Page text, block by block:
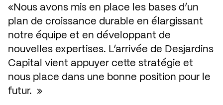
Nous avons mis en place les bases d’un
plan de croissance durable en élargissant
notre équipe et en développant de
nouvelles expertises. L’arrivée de Desjardins
Capital vient appuyer cette stratégie et
nous place dans une bonne position pour le
futur.